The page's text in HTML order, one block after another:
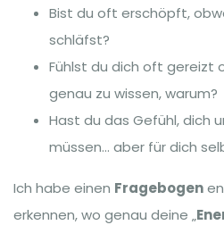
Bist du oft erschöpft,
schläfst?
Fühlst du dich oft gereizt
genau zu wissen, warum?
Hast du das Gefühl, dich
müssen… aber für dich
Ich habe einen Fragebogen
erkennen, wo genau deine „